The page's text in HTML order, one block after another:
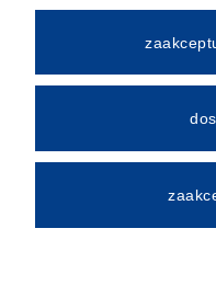
Wpłacony w całości
Numer konta
All Rights